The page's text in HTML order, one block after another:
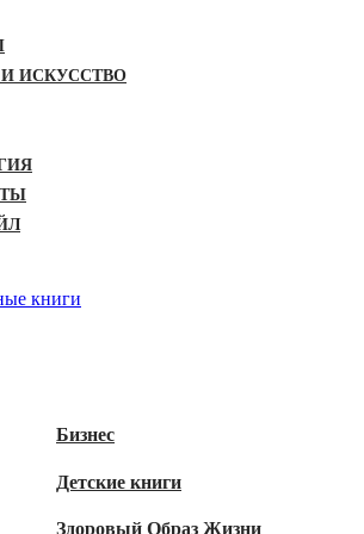
И ИСКУССТВО
Бизнес
Детские книги
Здоровый Образ Жизни